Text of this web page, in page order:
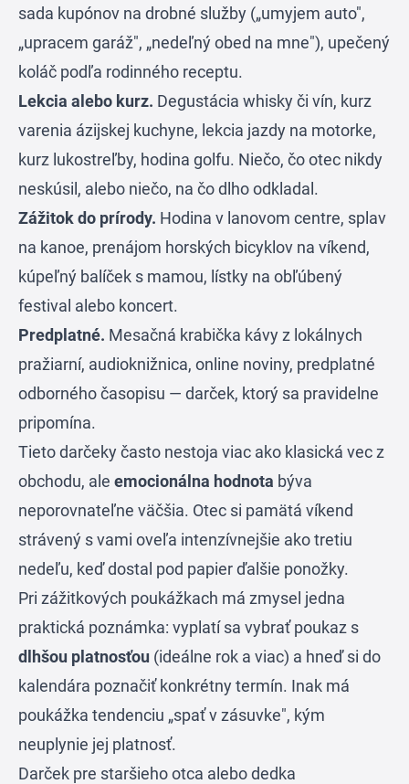
sada kupónov na drobné služby („umyjem auto",
„upracem garáž", „nedeľný obed na mne"), upečený
koláč podľa rodinného receptu.
Lekcia alebo kurz. Degustácia whisky či vín, kurz
varenia ázijskej kuchyne, lekcia jazdy na motorke,
kurz lukostreľby, hodina golfu. Niečo, čo otec nikdy
neskúsil, alebo niečo, na čo dlho odkladal.
Zážitok do prírody. Hodina v lanovom centre, splav
na kanoe, prenájom horských bicyklov na víkend,
kúpeľný balíček s mamou, lístky na obľúbený
festival alebo koncert.
Predplatné. Mesačná krabička kávy z lokálnych
pražiarní, audioknižnica, online noviny, predplatné
odborného časopisu — darček, ktorý sa pravidelne
pripomína.
Tieto darčeky často nestoja viac ako klasická vec z
obchodu, ale emocionálna hodnota býva
neporovnateľne väčšia. Otec si pamätá víkend
strávený s vami oveľa intenzívnejšie ako tretiu
nedeľu, keď dostal pod papier ďalšie ponožky.
Pri zážitkových poukážkach má zmysel jedna
praktická poznámka: vyplatí sa vybrať poukaz s
dlhšou platnosťou (ideálne rok a viac) a hneď si do
kalendára poznačiť konkrétny termín. Inak má
poukážka tendenciu „spať v zásuvke", kým
neuplynie jej platnosť.
Darček pre staršieho otca alebo dedka